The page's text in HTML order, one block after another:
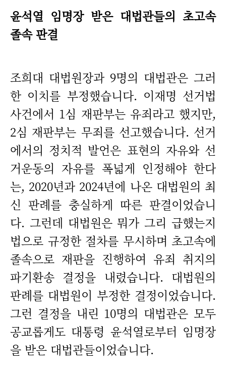
윤석열 임명장 받은 대법관들의 초고속
졸속 판결
조희대 대법원장과 9명의 대법관은 그러
한 이치를 부정했습니다. 이재명 선거법
사건에서 1심 재판부는 유죄라고 했지만,
2심 재판부는 무죄를 선고했습니다. 선거
에서의 정치적 발언은 표현의 자유와 선
거운동의 자유를 폭넓게 인정해야 한다
는, 2020년과 2024년에 나온 대법원의 최
신 판례를 충실하게 따른 판결이었습니
다. 그런데 대법원은 뭐가 그리 급했는지
법으로 규정한 절차를 무시하며 초고속에
졸속으로 재판을 진행하여 유죄 취지의
파기환송 결정을 내렸습니다. 대법원의
판례를 대법원이 부정한 결정이었습니다.
그런 결정을 내린 10명의 대법관은 모두
공교롭게도 대통령 윤석열로부터 임명장
을 받은 대법관들이었습니다.